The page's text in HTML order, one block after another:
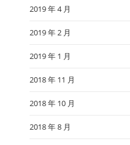
2019 年 4 月
2019 年 2 月
2019 年 1 月
2018 年 11 月
2018 年 10 月
2018 年 8 月